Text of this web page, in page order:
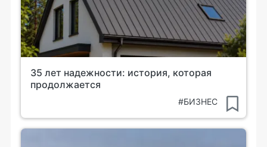
35 лет надежности: история, которая
продолжается
#БИЗНЕС